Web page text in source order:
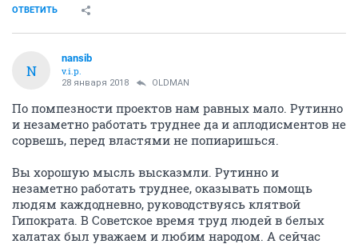
ОТВЕТИТЬ
N
nansib
v.i.p.
28 января 2018 OLDMAN
По помпезности проектов нам равных мало. Рутинно
и незаметно работать труднее да и аплодисментов не
сорвешь, перед властями не попиаришься.
Вы хорошую мысль высказмли. Рутинно и
незаметно работать труднее, оказывать помощь
людям каждодневно, руководствуясь клятвой
Гипократа. В Советское время труд людей в белых
халатах был уважаем и любим народом. А сейчас